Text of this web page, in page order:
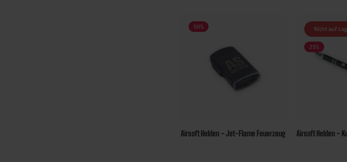
50%
Airsoft Helden - Jet-Flame Feuerzeug
Nicht auf
25%
Airsoft Helden -